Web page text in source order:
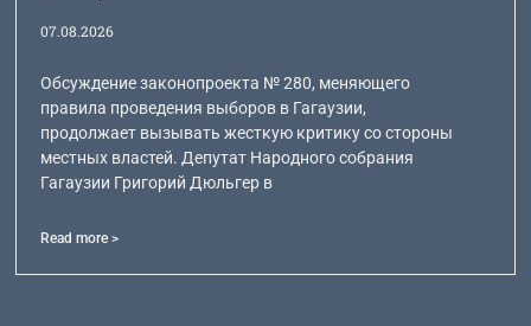
07.08.2026
Обсуждение законопроекта № 280, меняющего
правила проведения выборов в Гагаузии,
продолжает вызывать жесткую критику со стороны
местных властей. Депутат Народного собрания
Гагаузии Григорий Дюльгер в
Read more >